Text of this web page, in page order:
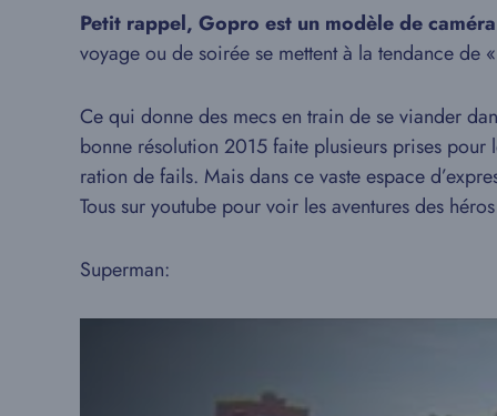
Petit rappel, Gopro est un modèle de
voyage ou de soirée se mettent à la tendance de
Ce qui donne des mecs en train de se viander
bonne résolution 2015 faite plusieurs prises
ration de fails. Mais dans ce vaste espace
Tous sur youtube pour voir les aventures des
Superman: